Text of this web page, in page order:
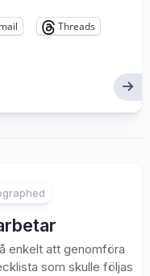
Threads
enkelt att genomföra
som skulle följas